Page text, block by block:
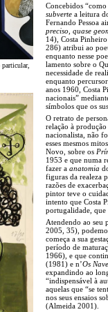
Concebidos
subverte a leitura
Fernando Pessoa
preciso, quase
14), Costa
286) atribui ao
enquanto nesse
lamento sobre o
necessidade de
enquanto
anos 1960, Costa
nacionais”
símbolos que os
O retrato de
relação à
nacionalista, não
esses mesmos
Novo, sobre os
1953 e que numa
fazer a anatomia
figuras da realeza
razões de
pintor teve o
intento que Costa
portugalidade, que
Atendendo ao seu
2005, 35),
começa a sua
período de
1966), e que
(1981) e n’Os
expandindo ao
“indispensável à
aquelas que “se
nos seus ensaios
(Almeida 2001).